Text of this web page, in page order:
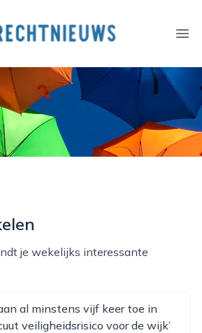
je wekelijks interessante
al minstens vijf keer toe in
veiligheidsrisico voor de wijk’